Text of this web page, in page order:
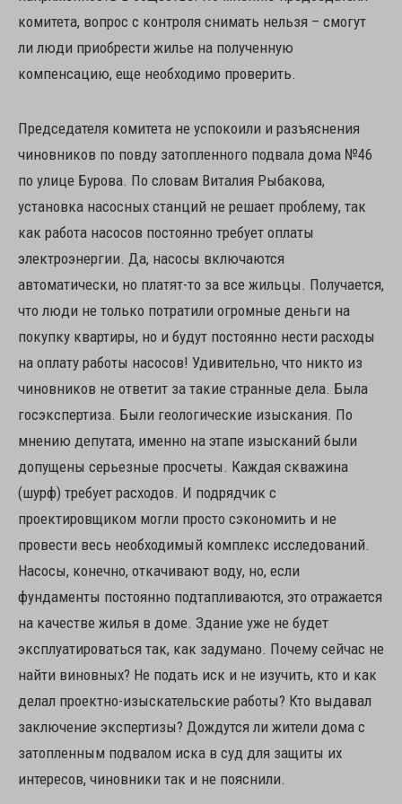
комитета, вопрос с контроля снимать нельзя – смогут
ли люди приобрести жилье на полученную
компенсацию, еще необходимо проверить.
Председателя комитета не успокоили и разъяснения
чиновников по повду затопленного подвала дома №46
по улице Бурова. По словам Виталия Рыбакова,
установка насосных станций не решает проблему, так
как работа насосов постоянно требует оплаты
электроэнергии. Да, насосы включаются
автоматически, но платят-то за все жильцы. Получается,
что люди не только потратили огромные деньги на
покупку квартиры, но и будут постоянно нести расходы
на оплату работы насосов! Удивительно, что никто из
чиновников не ответит за такие странные дела. Была
госэкспертиза. Были геологические изыскания. По
мнению депутата, именно на этапе изысканий были
допущены серьезные просчеты. Каждая скважина
(шурф) требует расходов. И подрядчик с
проектировщиком могли просто сэкономить и не
провести весь необходимый комплекс исследований.
Насосы, конечно, откачивают воду, но, если
фундаменты постоянно подтапливаются, это отражается
на качестве жилья в доме. Здание уже не будет
эксплуатироваться так, как задумано. Почему сейчас не
найти виновных? Не подать иск и не изучить, кто и как
делал проектно-изыскательские работы? Кто выдавал
заключение экспертизы? Дождутся ли жители дома с
затопленным подвалом иска в суд для защиты их
интересов, чиновники так и не пояснили.